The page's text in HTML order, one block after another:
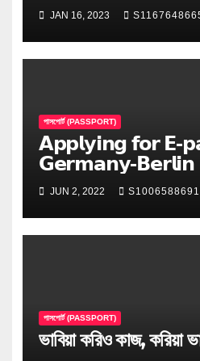
JAN 16, 2023
পাসপোর্ট (PASSPORT)
𝗔𝗽𝗽𝗹𝘆𝗶𝗻𝗴 𝗳𝗼𝗿 𝗘-
𝗚𝗲𝗿𝗺𝗮𝗻𝘆-𝗕𝗲𝗿𝗹𝗶𝗻
JUN 2, 2022
পাসপোর্ট (PASSPORT)
ভাবিয়া করিও কাজ, করিয়া